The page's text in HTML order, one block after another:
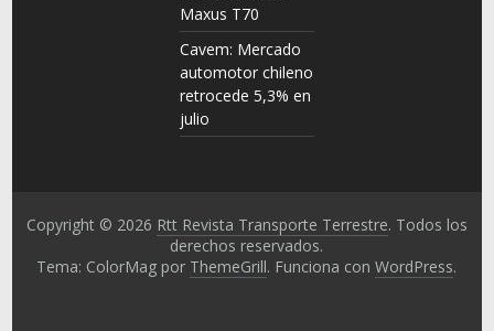
Maxus T70
Cavem: Mercado
automotor chileno
retrocede 5,3% en
julio
Copyright © 2026 Rtt Revista Transporte Terrestre. Todos los
derechos reservados.
Tema: ColorMag por ThemeGrill. Funciona conWordPress.